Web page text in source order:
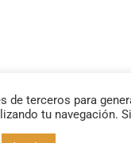
de terceros para
tu navegación.